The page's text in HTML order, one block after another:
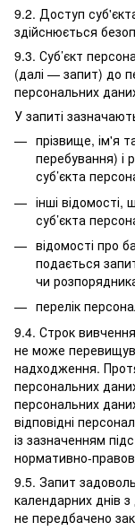
9.2. Доступ
здійснюється
9.3. Суб’єкт
(далі — запит) до
персональних
У запиті
прізвище, ім'я
перебування) і
суб’єкта
інші
суб’єкта
відомості про
подається
чи
перелік
9.4. Строк
не може
надходження.
персональних
персональних
відповідні
із зазначенням
нормативно-
9.5. Запит
календарних днів
не передбачено